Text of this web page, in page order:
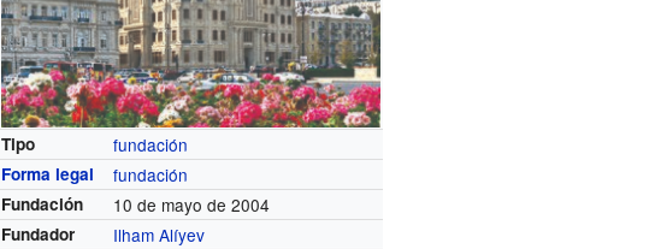
Tipo fundación
Forma legal fundación
Fundación 10 de mayo de 2004
Fundador Ilham Alíyev